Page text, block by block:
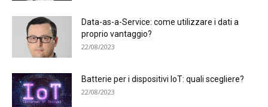
Data-as-a-Service: come utilizzare i dati a
proprio vantaggio?
22/08/2023
Batterie per i dispositivi IoT: quali scegliere?
22/08/2023